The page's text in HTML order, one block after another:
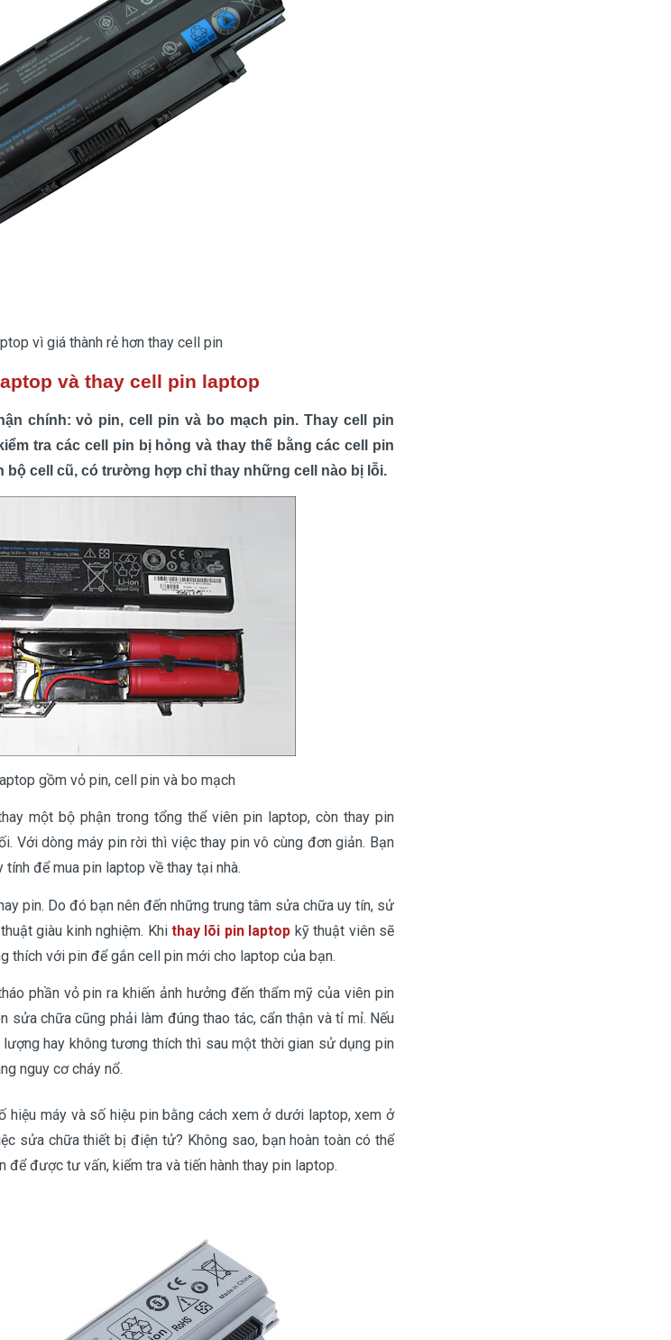
vì giá thành rẻ hơn thay cell pin
và thay cell pin laptop
chính: vỏ pin, cell pin và bo mạch pin. Thay cell pin
tra các cell pin bị hỏng và thay thế bằng các cell pin
bộ cell cũ, có trường hợp chỉ thay những cell nào bị lỗi.
gồm vỏ pin, cell pin và bo mạch
một bộ phận trong tổng thể viên pin laptop, còn thay pin
Với dòng máy pin rời thì việc thay pin vô cùng đơn giản. Bạn
để mua pin laptop về thay tại nhà.
pin. Do đó bạn nên đến những trung tâm sửa chữa uy tín, sử
giàu kinh nghiệm. Khi thay lõi pin laptop kỹ thuật viên sẽ
thích với pin để gắn cell pin mới cho laptop của bạn.
phần vỏ pin ra khiến ảnh hưởng đến thẩm mỹ của viên pin
sửa chữa cũng phải làm đúng thao tác, cẩn thận và tỉ mỉ. Nếu
hay không tương thích thì sau một thời gian sử dụng pin
nguy cơ cháy nổ.
hiệu máy và số hiệu pin bằng cách xem ở dưới laptop, xem ở
sửa chữa thiết bị điện tử? Không sao, bạn hoàn toàn có thể
được tư vấn, kiểm tra và tiến hành thay pin laptop.